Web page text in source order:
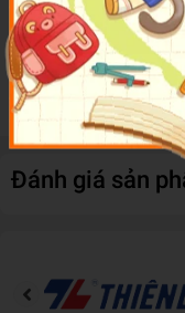
sức.
-Đặc biệt, sản phẩm
tay cầm nên bạn dễ
chiếm quá nhiều diện
Đánh giá sản